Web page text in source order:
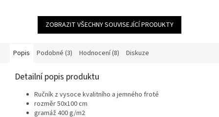
ZOBRAZIT VŠECHNY SOUVISEJÍCÍ PRODUKTY
Popis Podobné (3) Hodnocení (8) Diskuze
Detailní popis produktu
Ručník z vysoce kvalitního a jemného froté
rozměr 50x100 cm
gramáž 400 g/m2